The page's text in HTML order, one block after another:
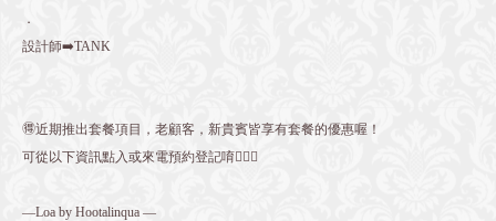
．⠀
⁡設計師➡️TANK
🉐近期推出套餐項目，老顧客，新貴賓皆享有套餐的優惠喔！
可從以下資訊點入或來電預約登記唷💁🏻‍♀️
—Loa by Hootalinqua —